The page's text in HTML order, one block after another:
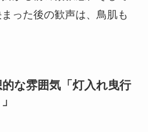
った後の歓声は、鳥肌も
な雰囲気「灯入れ曳行